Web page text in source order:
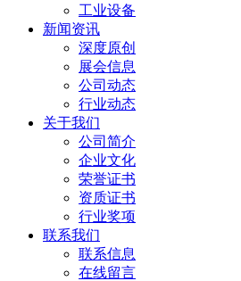
工业设备
新闻资讯
深度原创
展会信息
公司动态
行业动态
关于我们
公司简介
企业文化
荣誉证书
资质证书
行业奖项
联系我们
联系信息
在线留言